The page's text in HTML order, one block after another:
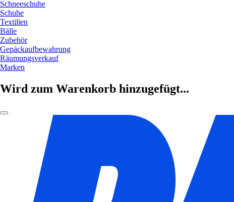
Schneeschuhe
Schuhe
Textilien
Bälle
Zubehör
Gepäckaufbewahrung
Räumungsverkauf
Marken
Wird zum Warenkorb hinzugefügt...